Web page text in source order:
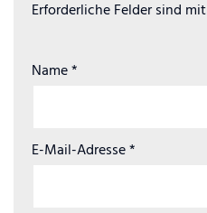
Erforderliche Felder sind mit
Name*
E-Mail-Adresse*